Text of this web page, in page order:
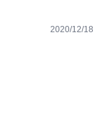
2020/12/18